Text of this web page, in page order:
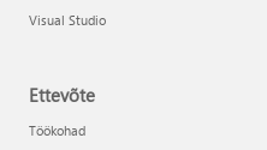
Visual Studio
Ettevõte
Töökohad